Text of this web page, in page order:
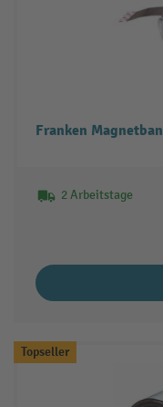
2 Arbeitstage
Topseller